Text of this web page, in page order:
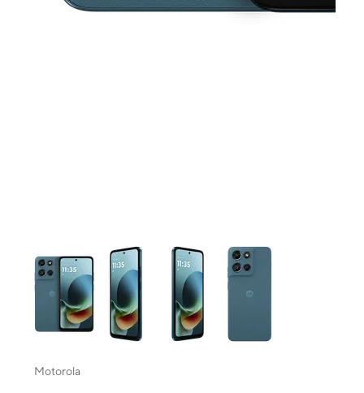
This carousel contains a column of small thumbnails. Selecting a
Motorola